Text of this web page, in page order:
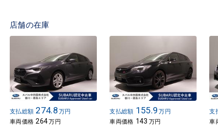
店舗の在庫
支払総額 274.8 万円
車両価格 264万円
支払総額 155.9 万円
車両価格 143 万円
支
車